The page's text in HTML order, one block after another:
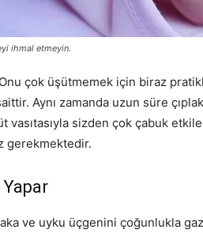
ihmal etmeyin.
Onu çok üşütmemek için biraz
Aynı zamanda uzun süre
sizden çok çabuk
gerekmektedir.
Yapar
ve uyku üçgenini çoğunlukla